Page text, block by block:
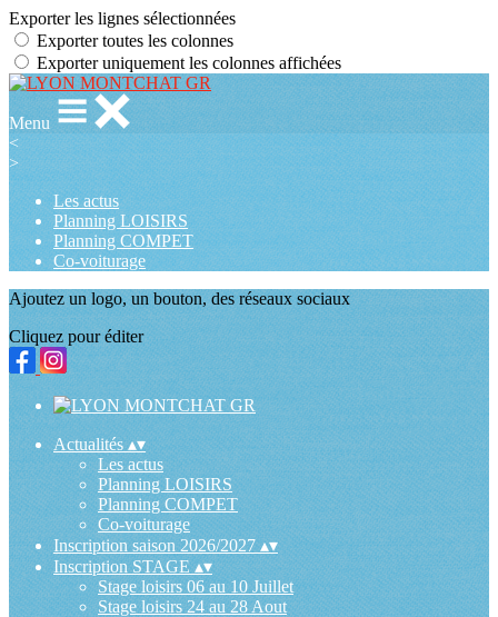
Exporter les lignes sélectionnées
Exporter toutes les colonnes
Exporter uniquement les colonnes affichées
Menu
<
>
Les actus
Planning LOISIRS
Planning COMPET
Co-voiturage
Ajoutez un logo, un bouton, des réseaux sociaux
Cliquez pour éditer
Actualités▴▾
Les actus
Planning LOISIRS
Planning COMPET
Co-voiturage
Inscription saison 2026/2027▴▾
Inscription STAGE▴▾
Stage loisirs 06 au 10 Juillet
Stage loisirs 24 au 28 Aout